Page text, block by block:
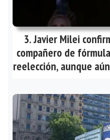
Javier Milei
compañero de
reelección, aunque